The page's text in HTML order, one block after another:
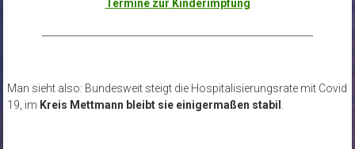
Termine zur Kinderimpfung
Man sieht also: Bundesweit steigt die Hospitalisierungsrate mit Covid
19, im Kreis Mettmann bleibt sie einigermaßen stabil .